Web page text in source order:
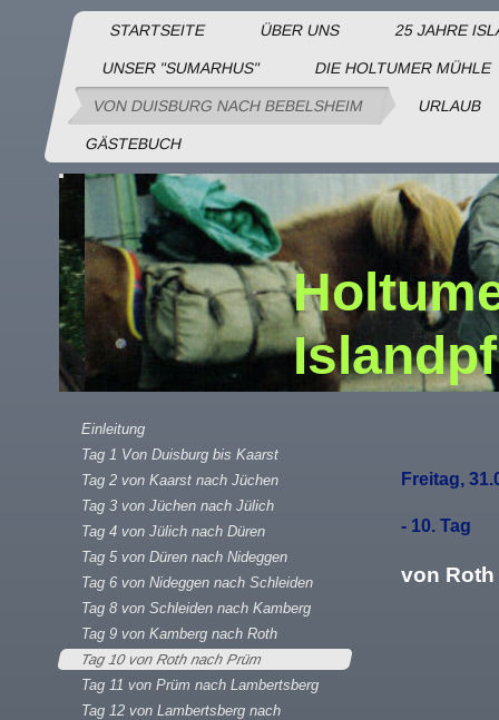
STARTSEITE ÜBER UNS 25 JAHRE
UNSER "SUMARHUS" DIE HOLTUMER MÜHLE
VON DUISBURG NACH BEBELSHEIM URLAUB
GÄSTEBUCH
Freitag,
- 10. Tag
von
Einleitung
Tag 1 Von Duisburg bis Kaarst
Tag 2 von Kaarst nach Jüchen
Tag 3 von Jüchen nach Jülich
Tag 4 von Jülich nach Düren
Tag 5 von Düren nach Nideggen
Tag 6 von Nideggen nach Schleiden
Tag 8 von Schleiden nach Kamberg
Tag 9 von Kamberg nach Roth
Tag 10 von Roth nach Prüm
Tag 11 von Prüm nach Lambertsberg
Tag 12 von Lambertsberg nach